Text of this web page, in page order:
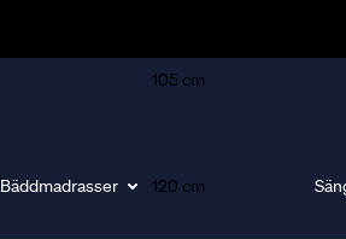
Bäddmadrasser
105 cm
120 cm